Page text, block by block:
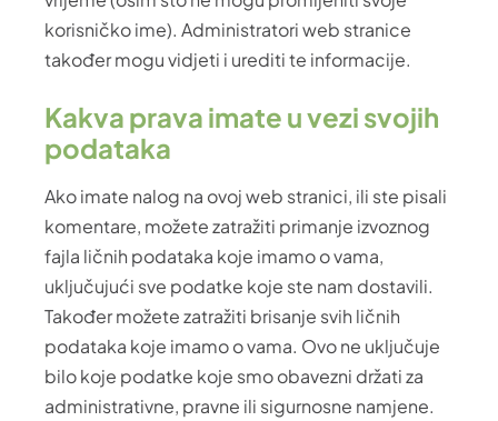
korisničko ime). Administratori web stranice
također mogu vidjeti i urediti te informacije.
Kakva prava imate u vezi svojih
podataka
Ako imate nalog na ovoj web stranici, ili ste pisali
komentare, možete zatražiti primanje izvoznog
fajla ličnih podataka koje imamo o vama,
uključujući sve podatke koje ste nam dostavili.
Također možete zatražiti brisanje svih ličnih
podataka koje imamo o vama. Ovo ne uključuje
bilo koje podatke koje smo obavezni držati za
administrativne, pravne ili sigurnosne namjene.